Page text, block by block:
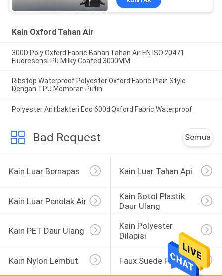
Kain Oxford Tahan Air
300D Poly Oxford Fabric Bahan Tahan Air EN ISO 20471
Fluoresensi PU Milky Coated 3000MM
Ribstop Waterproof Polyester Oxford Fabric Plain Style
Dengan TPU Membran Putih
Polyester Antibakteri Eco 600d Oxford Fabric Waterproof
Bad Request Semua
Kain Luar Bernapas Kain Luar Tahan Api
Kain Luar Penolak Air
Kain Botol Plastik
Daur Ulang
Kain PET Daur Ulang
Kain Polyester
Dilapisi
Kain Nylon Lembut Faux Suede Fabric